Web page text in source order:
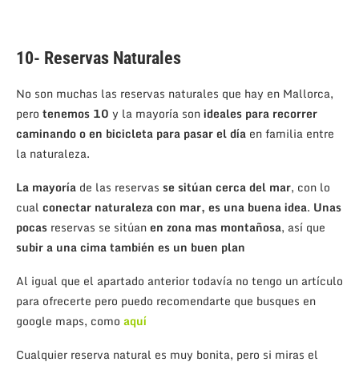
10- Reservas Naturales
No son muchas las reservas naturales que hay en Mallorca,
pero tenemos 10 y la mayoría sonideales para recorrer
caminando o en bicicleta para pasar el día en familia entre
la naturaleza.
La mayoría de las reservas se sitúan cerca del mar, con lo
cual conectar naturaleza con mar, es una buena idea. Unas
pocas reservas se sitúanen zona mas montañosa, así que
subir a una cima también es un buen plan
Al igual que el apartado anterior todavía no tengo un artículo
para ofrecerte pero puedo recomendarte que busques en
google maps, como aquí
Cualquier reserva natural es muy bonita, pero si miras el